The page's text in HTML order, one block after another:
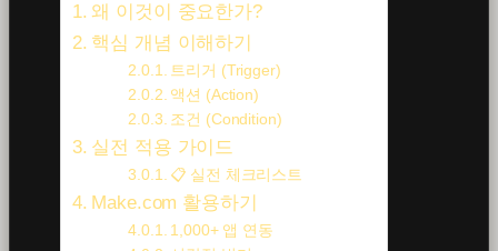
왜 이것이 중요한가?
핵심 개념 이해하기
트리거 (Trigger)
액션 (Action)
조건 (Condition)
실전 적용 가이드
📋 실전 체크리스트
Make.com 활용하기
1,000+ 앱 연동